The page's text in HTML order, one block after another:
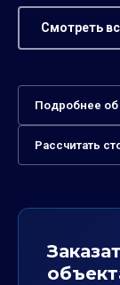
Смотреть
Подробнее об
Рассчитать